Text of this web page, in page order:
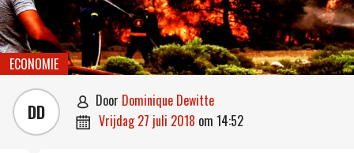
ECONOMIE
DD  door Dominique Dewitte
 vrijdag 27 juli 2018 om 14:52